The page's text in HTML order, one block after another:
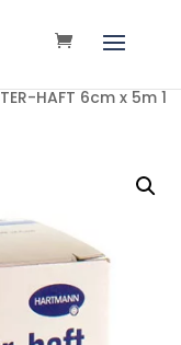
HAFT 6cm x 5m 1